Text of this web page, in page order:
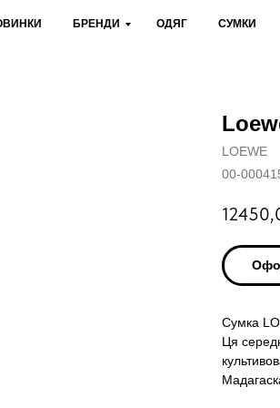
БРЕНДИ ОДЯГ СУМКИ
LOEWE
00-
Сумка
Ця